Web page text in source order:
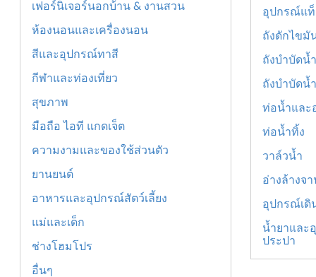
เฟอร์นิเจอร์นอกบ้าน & งานสวน
ห้องนอนและเครื่องนอน
สีและอุปกรณ์ทาสี
กีฬาและท่องเที่ยว
สุขภาพ
มือถือ ไอที แกดเจ็ต
ความงามและของใช้ส่วนตัว
ยานยนต์
อาหารและอุปกรณ์สัตว์เลี้ยง
แม่และเด็ก
ช่างโฮมโปร
อื่นๆ
อุปกรณ์แท็
ถังดักไขมั
ถังบำบัดน้ำ
ถังบำบัดน้ำ
ท่อน้ำและ
ท่อน้ำทิ้ง
วาล์วน้ำ
อ่างล้างจ
อุปกรณ์เดิ
น้ำยาและ
ประปา